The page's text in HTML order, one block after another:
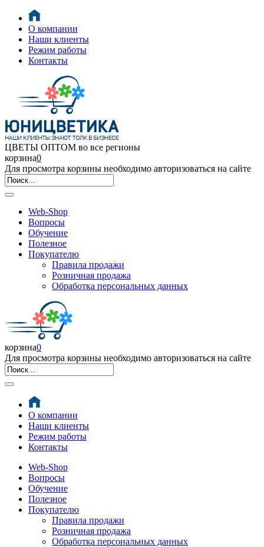
О компании
Наши клиенты
Режим работы
Контакты
ЦВЕТЫ ОПТОМ во все регионы
корзина0
Для просмотра корзины необходимо авторизоваться на сайте
Web-Shop
Вопросы
Обучение
Полезное
Покупателю
Правила продажи
Розничная продажа
Обработка персональных данных
корзина0
Для просмотра корзины необходимо авторизоваться на сайте
О компании
Наши клиенты
Режим работы
Контакты
Web-Shop
Вопросы
Обучение
Полезное
Покупателю
Правила продажи
Розничная продажа
Обработка персональных данных